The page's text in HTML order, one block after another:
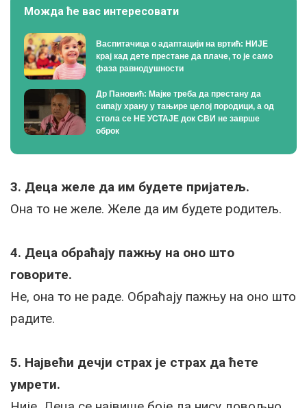
Можда ће вас интересовати
Васпитачица о адаптацији на вртић: НИЈЕ
крај кад дете престане да плаче, то је само
фаза равнодушности
Др Пановић: Мајке треба да престану да
сипају храну у тањире целој породици, а од
стола се НЕ УСТАЈЕ док СВИ не заврше
оброк
3. Деца желе да им будете пријатељ.
Она то не желе. Желе да им будете родитељ.
4. Деца обраћају пажњу на оно што
говорите.
Не, она то не раде. Обраћају пажњу на оно што
радите.
5. Највећи дечји страх је страх да ћете
умрети.